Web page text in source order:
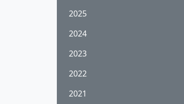
2025
2024
2023
2022
2021